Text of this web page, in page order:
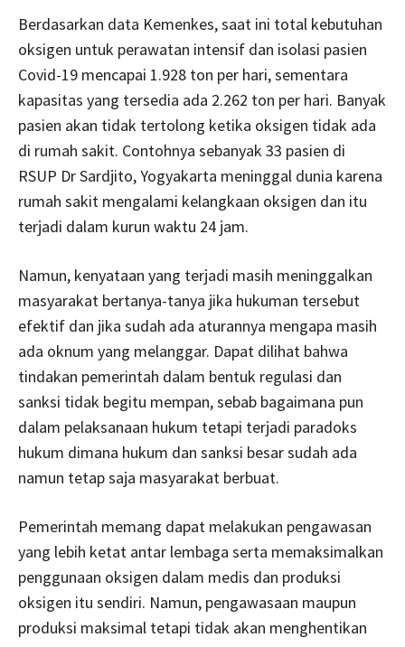
Berdasarkan data Kemenkes, saat ini total kebutuhan
oksigen untuk perawatan intensif dan isolasi pasien
Covid-19 mencapai 1.928 ton per hari, sementara
kapasitas yang tersedia ada 2.262 ton per hari. Banyak
pasien akan tidak tertolong ketika oksigen tidak ada
di rumah sakit. Contohnya sebanyak 33 pasien di
RSUP Dr Sardjito, Yogyakarta meninggal dunia karena
rumah sakit mengalami kelangkaan oksigen dan itu
terjadi dalam kurun waktu 24 jam.
Namun, kenyataan yang terjadi masih meninggalkan
masyarakat bertanya-tanya jika hukuman tersebut
efektif dan jika sudah ada aturannya mengapa masih
ada oknum yang melanggar. Dapat dilihat bahwa
tindakan pemerintah dalam bentuk regulasi dan
sanksi tidak begitu mempan, sebab bagaimana pun
dalam pelaksanaan hukum tetapi terjadi paradoks
hukum dimana hukum dan sanksi besar sudah ada
namun tetap saja masyarakat berbuat.
Pemerintah memang dapat melakukan pengawasan
yang lebih ketat antar lembaga serta memaksimalkan
penggunaan oksigen dalam medis dan produksi
oksigen itu sendiri. Namun, pengawasaan maupun
produksi maksimal tetapi tidak akan menghentikan